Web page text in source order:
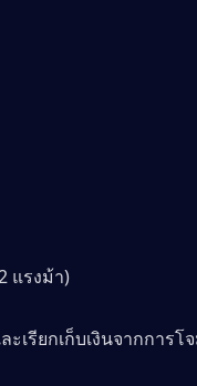
แรงม้า)
ะเรียกเก็บเงินจากการ